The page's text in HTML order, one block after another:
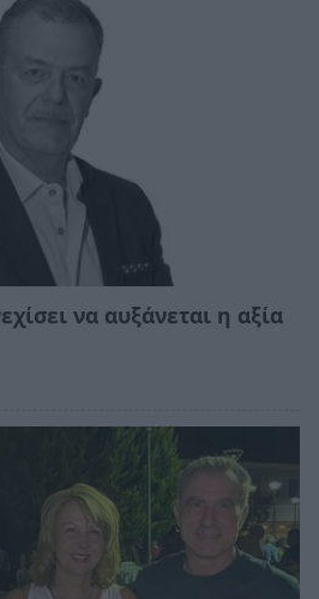
να αυξάνεται η αξία